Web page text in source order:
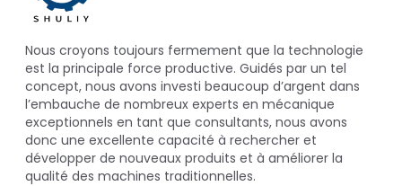
Nous croyons toujours fermement que la technologie
est la principale force productive. Guidés par un tel
concept, nous avons investi beaucoup d’argent dans
l’embauche de nombreux experts en mécanique
exceptionnels en tant que consultants, nous avons
donc une excellente capacité à rechercher et
développer de nouveaux produits et à améliorer la
qualité des machines traditionnelles.